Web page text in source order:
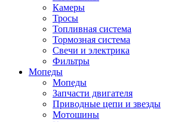
Камеры
Тросы
Топливная система
Тормозная система
Свечи и электрика
Фильтры
Мопеды
Мопеды
Запчасти двигателя
Приводные цепи и звезды
Мотошины